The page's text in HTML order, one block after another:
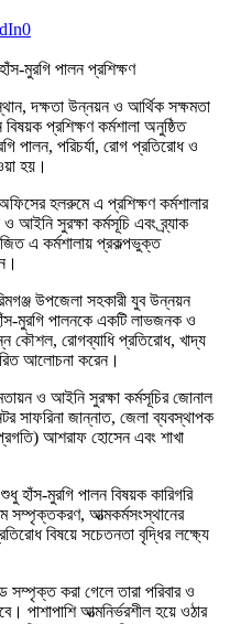
0
দক্ষতা উন্নয়ন ও আর্থিক সক্ষমতা
প্রশিক্ষণ কর্মশালা অনুষ্ঠিত
পালন, পরিচর্যা, রোগ প্রতিরোধ ও
হয়।
হলরুমে এ প্রশিক্ষণ কর্মশালার
আইনি সুরক্ষা কর্মসূচি এবং ব্র্যাক
এ কর্মশালায় প্রকল্পভুক্ত
উপজেলা সহকারী যুব উন্নয়ন
মুরগি পালনকে একটি লাভজনক ও
কৌশল, রোগব্যাধি প্রতিরোধ, খাদ্য
আলোচনা করেন।
ও আইনি সুরক্ষা কর্মসূচির জোনাল
সাফরিনা জান্নাত, জেলা ব্যবস্থাপক
আশরাফ হোসেন এবং শাখা
হাঁস-মুরগি পালন বিষয়ক কারিগরি
সম্পৃক্তকরণ, আত্মকর্মসংস্থানের
বিষয়ে সচেতনতা বৃদ্ধির লক্ষ্যে
সম্পৃক্ত করা গেলে তারা পরিবার ও
পাশাপাশি আত্মনির্ভরশীল হয়ে ওঠার